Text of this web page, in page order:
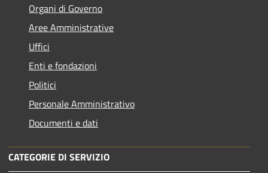
Organi di Governo
Aree Amministrative
Uffici
Enti e fondazioni
Politici
Personale Amministrativo
Documenti e dati
CATEGORIE DI SERVIZIO